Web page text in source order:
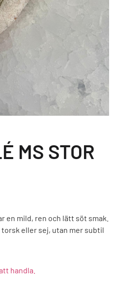
MS STOR
en mild, ren och lätt söt smak.
eller sej, utan mer subtil
handla.